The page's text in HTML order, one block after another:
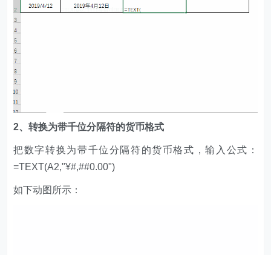
2、转换为带千位分隔符的货币格式
把数字转换为带千位分隔符的货币格式，输入公式：
=TEXT(A2,"¥#,##0.00")
如下动图所示：